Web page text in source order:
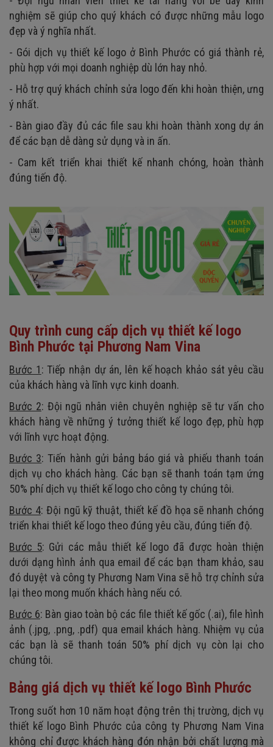
nghiệm sẽ giúp cho quý khách có được những mẫu logo
đẹp và ý nghĩa nhất.
- Gói dịch vụ thiết kế logo ở Bình Phước có giá thành rẻ,
phù hợp với mọi doanh nghiệp dù lớn hay nhỏ.
- Hỗ trợ quý khách chỉnh sửa logo đến khi hoàn thiện, ưng
ý nhất.
- Bàn giao đầy đủ các file sau khi hoàn thành xong dự án
để các bạn dễ dàng sử dụng và in ấn.
- Cam kết triển khai thiết kế nhanh chóng, hoàn thành
đúng tiến độ.
Quy trình cung cấp dịch vụ thiết kế logo
Bình Phước tại Phương Nam Vina
Bước 1: Tiếp nhận dự án, lên kế hoạch khảo sát yêu cầu
của khách hàng và lĩnh vực kinh doanh.
Bước 2: Đội ngũ nhân viên chuyên nghiệp sẽ tư vấn cho
khách hàng về những ý tưởng thiết kế logo đẹp, phù hợp
với lĩnh vực hoạt động.
Bước 3: Tiến hành gửi bảng báo giá và phiếu thanh toán
dịch vụ cho khách hàng. Các bạn sẽ thanh toán tạm ứng
50% phí dịch vụ thiết kế logo cho công ty chúng tôi.
Bước 4: Đội ngũ kỹ thuật, thiết kế đồ họa sẽ nhanh chóng
triển khai thiết kế logo theo đúng yêu cầu, đúng tiến độ.
Bước 5: Gửi các mẫu thiết kế logo đã được hoàn thiện
dưới dạng hình ảnh qua email để các bạn tham khảo, sau
đó duyệt và công ty Phương Nam Vina sẽ hỗ trợ chỉnh sửa
lại theo mong muốn khách hàng nếu có.
Bước 6: Bàn giao toàn bộ các file thiết kế gốc (.ai), file hình
ảnh (.jpg, .png, .pdf) qua email khách hàng. Nhiệm vụ của
các bạn là sẽ thanh toán 50% phí dịch vụ còn lại cho
chúng tôi.
Bảng giá dịch vụ thiết kế logo Bình Phước
Trong suốt hơn 10 năm hoạt động trên thị trường, dịch vụ
thiết kế logo Bình Phước của công ty Phương Nam Vina
không chỉ được khách hàng đón nhận bởi chất lượng mà